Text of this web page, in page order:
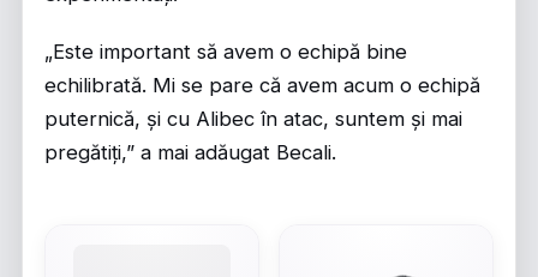
„Este important să avem o echipă bine
echilibrată. Mi se pare că avem acum o echipă
puternică, și cu Alibec în atac, suntem și mai
pregătiți,” a mai adăugat Becali.